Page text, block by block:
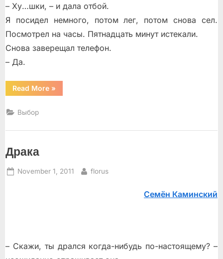
– Ху…шки, – и дала отбой.
Я посидел немного, потом лег, потом снова сел.
Посмотрел на часы. Пятнадцать минут истекали.
Снова заверещал телефон.
– Да.
Read More“Он
не
»
Выбор
Драка
Posted
November 1, 2011 By
florus
Семён Каминский
– Скажи, ты дрался когда-нибудь по-настоящему? –